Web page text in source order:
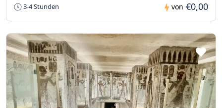
3-4 Stunden
von €0,00